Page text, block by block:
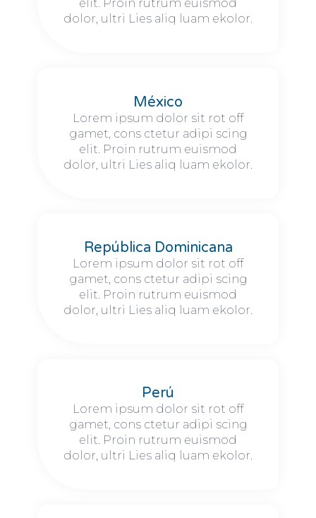
elit. Proin rutrum euismod
dolor, ultri Lies aliq luam ekolor.
México
Lorem ipsum dolor sit rot off
gamet, cons ctetur adipi scing
elit. Proin rutrum euismod
dolor, ultri Lies aliq luam ekolor.
República Dominicana
Lorem ipsum dolor sit rot off
gamet, cons ctetur adipi scing
elit. Proin rutrum euismod
dolor, ultri Lies aliq luam ekolor.
Perú
Lorem ipsum dolor sit rot off
gamet, cons ctetur adipi scing
elit. Proin rutrum euismod
dolor, ultri Lies aliq luam ekolor.